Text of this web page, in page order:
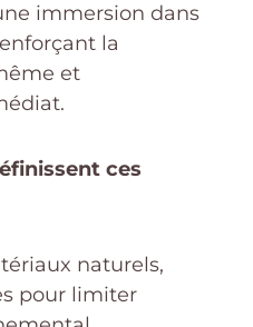
immersion dans
la
et
ces
naturels,
pour limiter